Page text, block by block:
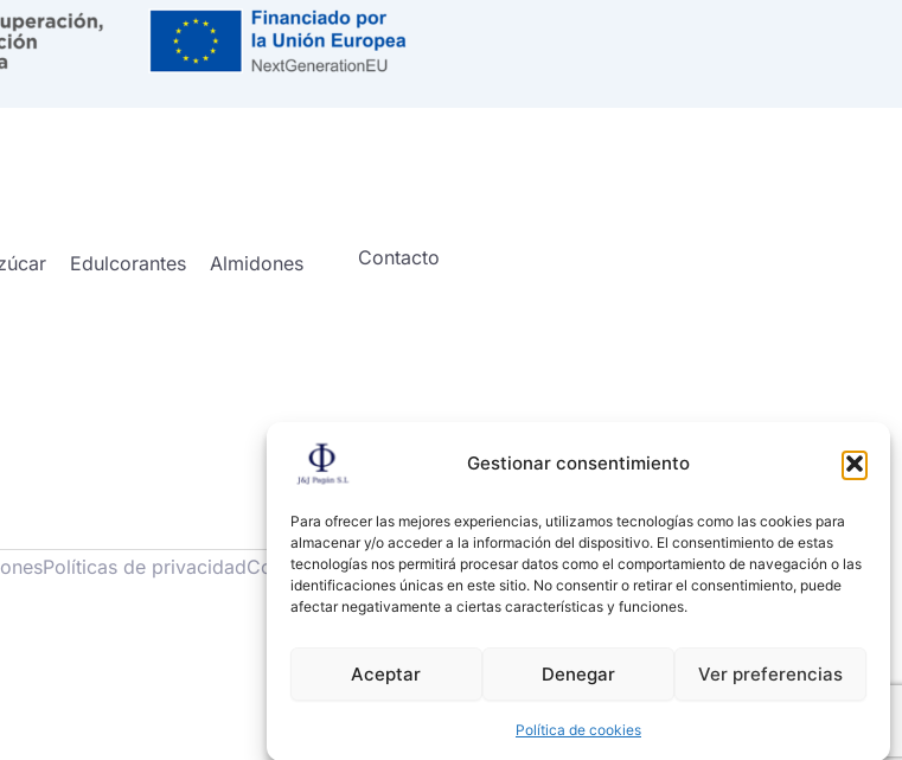
Gestionar consentimiento
Para ofrecer las mejores experiencias, utilizamos tecnologías como las cookies para
almacenar y/o acceder a la información del dispositivo. El consentimiento de estas
tecnologías nos permitirá procesar datos como el comportamiento de navegación o las
identificaciones únicas en este sitio. No consentir o retirar el consentimiento, puede
afectar negativamente a ciertas características y funciones.
Aceptar Denegar Ver preferencias
Política de cookies
Edulcorantes Almidones Contacto
Políticas de privacidadCookies